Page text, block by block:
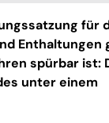
für
Enthaltungen
spürbar ist:
unter einem